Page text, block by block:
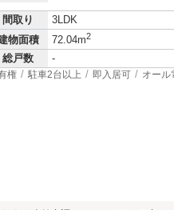
間取り
3LDK
物面積
72.04m2
総戸数 -
権 駐車2台以上 即入居可 オール